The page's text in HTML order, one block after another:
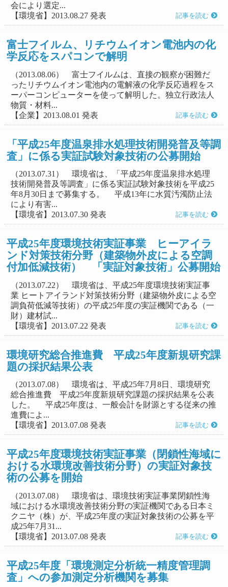
会により選定...
【環境省】2013.08.27 発表
記事を読む
富士フイルム、リチウムイオン電池内の化
学反応をスパコンで解明
（2013.08.06） 富士フイルムは、直接の観察が困難だ
ったリチウムイオン電池内の電解液の化学反応過程をス
ーパーコンピューターを使って解明した。独立行政法人
物質・材料...
【企業】2013.08.01 発表
記事を読む
「平成25年度温泉排水処理技術開発普及等調
査」に係る実証試験対象技術の公募開始
（2013.07.31） 環境省は、「平成25年度温泉排水処理
技術開発普及等調査」に係る実証試験対象技術を平成25
年8月30日まで募集する。 平成13年に水質汚濁防止法
により有害...
【環境省】2013.07.30 発表
記事を読む
平成25年度環境技術実証事業 ヒーアイラ
ンド対策技術分野（建築物外皮による空調
付加低減技術） 「実証対象技術」公募開始
（2013.07.22） 環境省は、平成25年度環境技術実証事
業 ヒートアイランド対策技術分野（建築物外皮による空
調負荷低減等技術）の平成25年度の実証機関である（一
財）建材試...
【環境省】2013.07.22 発表
記事を読む
環境研究総合推進費 平成25年度新規研究課
題の採択結果公表
（2013.07.08） 環境省は、平成25年7月8日、環境研究
総合推進費 平成25年度新規研究課題の採択結果を公表
した。 平成25年度は、一般会計を財源とする従来の推
進費によ...
【環境省】2013.07.08 発表
記事を読む
平成25年度環境技術実証事業（閉鎖性海域に
おける水環境改善技術分野）の実証対象技
術の公募を開始
（2013.07.08） 環境省は、環境技術実証事業閉鎖性海
域における水環境改善技術分野の実証機関である日本ミ
クニヤ（株）が、平成25年度の実証対象技術の公募を平
成25年7月31...
【環境省】2013.07.08 発表
記事を読む
平成25年度「環境測定分析統一精度管理調
査」への参加測定分析機関を募集